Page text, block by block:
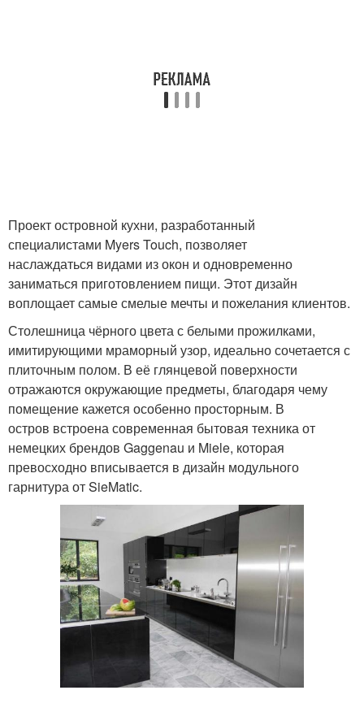
Проект островной кухни, разработанный
специалистами Myers Touch, позволяет
наслаждаться видами из окон и одновременно
заниматься приготовлением пищи. Этот дизайн
воплощает самые смелые мечты и пожелания клиентов.
Столешница чёрного цвета с белыми прожилками,
имитирующими мраморный узор, идеально сочетается с
плиточным полом. В её глянцевой поверхности
отражаются окружающие предметы, благодаря чему
помещение кажется особенно просторным. В
остров встроена современная бытовая техника от
немецких брендов Gaggenau и Miele, которая
превосходно вписывается в дизайн модульного
гарнитура от SieMatic.